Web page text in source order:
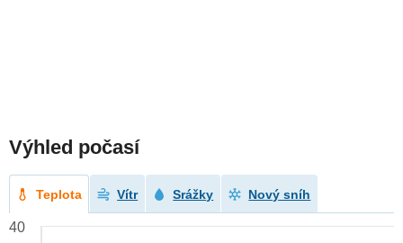
Výhled počasí
Teplota Vítr Srážky Nový sníh
40